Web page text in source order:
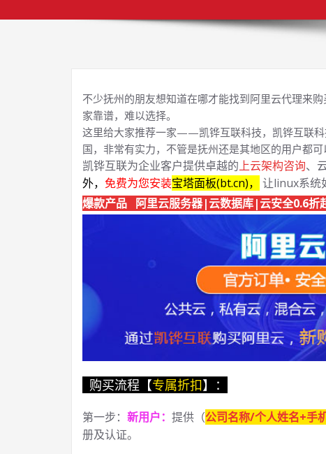
不少抚州的朋友想知道在哪才能找到阿里云代理来
家靠谱，难以选择。
这里给大家推荐一家——凯铧互联科技，凯铧互联
国，非常有实力，不管是抚州还是其地区的用户都可
凯铧互联为企业客户提供卓越的上云架构咨询、
外， 免费为您安装宝塔面板(bt.cn)，
让linux系统
爆款产品 阿里云服务器|云数据库|云安全0.6折
购买流程【专属折扣】：
第一步： 新用户： 提供（公司名称/个人姓名+手
册及认证。